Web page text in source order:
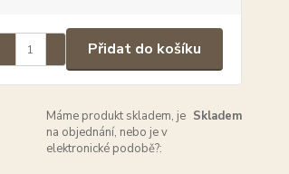
Přidat do košíku
Máme produkt skladem, je
na objednání, nebo je v
elektronické podobě?:
Skladem